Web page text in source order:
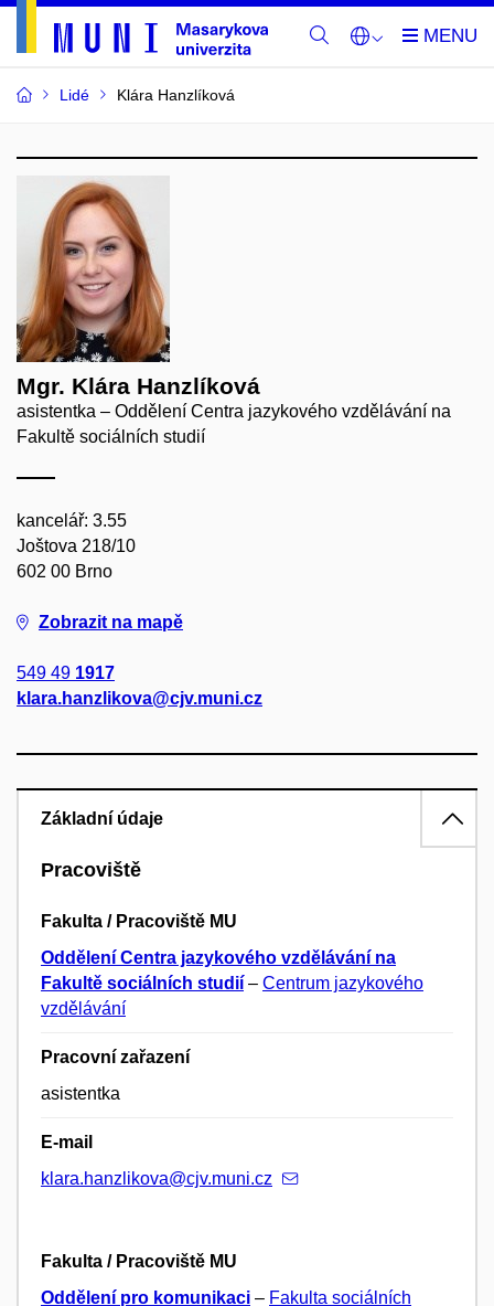
Lidé Klára Hanzlíková
Mgr. Klára Hanzlíková
asistentka – Oddělení Centra jazykového vzdělávání na
Fakultě sociálních studií
kancelář: 3.55
Joštova 218/10
602 00 Brno
Zobrazit na mapě
549 49 1917
klara.hanzlikova@cjv.muni.cz
Základní údaje
Pracoviště
Fakulta / Pracoviště MU
Oddělení Centra jazykového vzdělávání na
Fakultě sociálních studií – Centrum jazykového
vzdělávání
Pracovní zařazení
asistentka
E-mail
klara.hanzlikova@cjv.muni.cz
Fakulta / Pracoviště MU
Oddělení pro komunikaci – Fakulta sociálních